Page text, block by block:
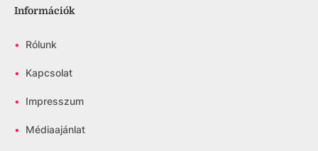
Információk
• Rólunk
• Kapcsolat
• Impresszum
• Médiaajánlat